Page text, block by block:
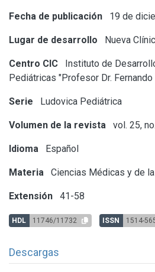
Fecha de publicación 19 de
Lugar de desarrollo Nueva
Centro CIC
Instituto de
Pediátricas "Profesor Dr. Fernando
Serie Ludovica Pediátrica
Volumen de la revista vol. 25,
Idioma Español
Materia Ciencias Médicas y de
Extensión 41-58
HDL 11746/11732 ISSN 1514-
Descargas